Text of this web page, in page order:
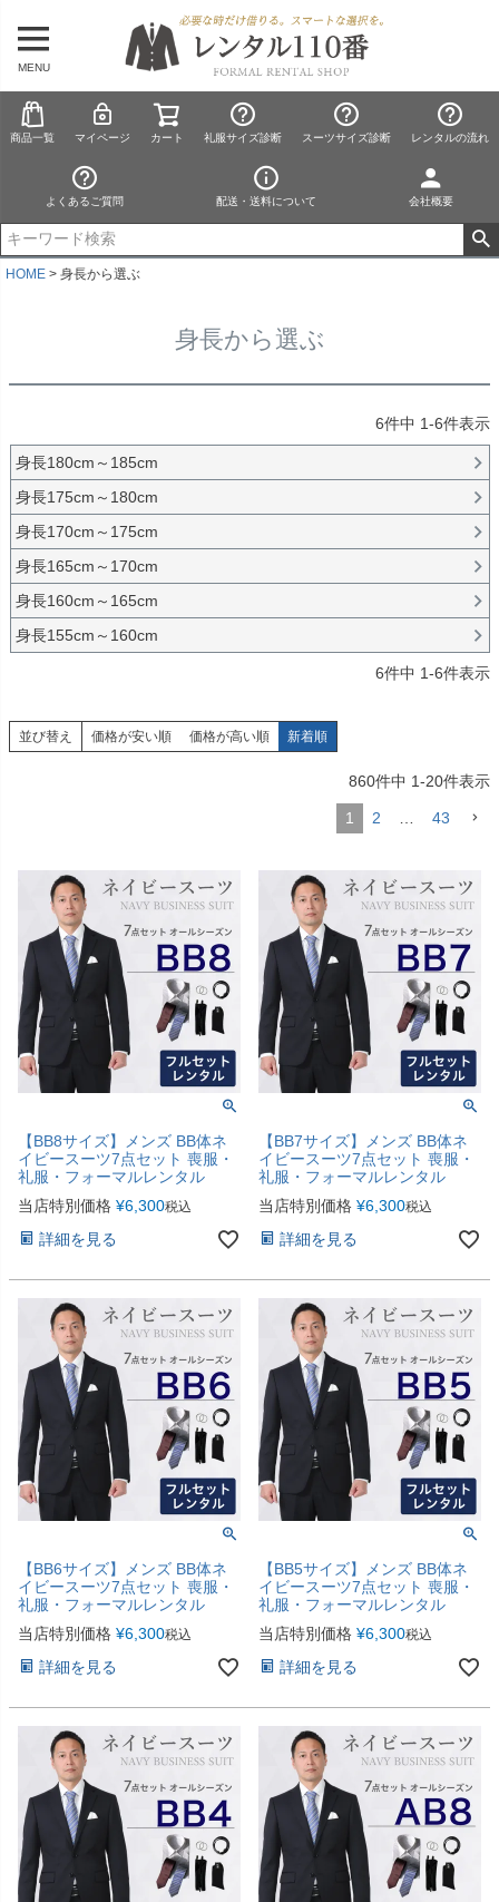
MENU
商品一覧 マイページ カート 礼服サイズ診断 スーツサイズ診断 レンタルの流れ
よくあるご質問 配送・送料について 会社概要
HOME 身長から選ぶ
身長から選ぶ
6件中 1-6件表示
身長180cm～185cm
身長175cm～180cm
身長170cm～175cm
身長165cm～170cm
身長160cm～165cm
身長155cm～160cm
6件中 1-6件表示
並び替え 価格が安い順 価格が高い順 新着順
860件中 1-20件表示
1 2 … 43
【BB8サイズ】メンズ BB体ネ
イビースーツ7点セット 喪服・
礼服・フォーマルレンタル
当店特別価格 ¥6,300税込
詳細を見る
【BB7サイズ】メンズ BB体ネ
イビースーツ7点セット 喪服・
礼服・フォーマルレンタル
当店特別価格 ¥6,300税込
詳細を見る
【BB6サイズ】メンズ BB体ネ
イビースーツ7点セット 喪服・
礼服・フォーマルレンタル
当店特別価格 ¥6,300税込
詳細を見る
【BB5サイズ】メンズ BB体ネ
イビースーツ7点セット 喪服・
礼服・フォーマルレンタル
当店特別価格 ¥6,300税込
詳細を見る